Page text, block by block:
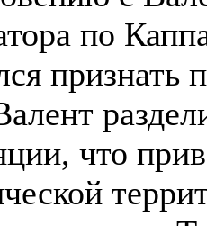
по
признать
что